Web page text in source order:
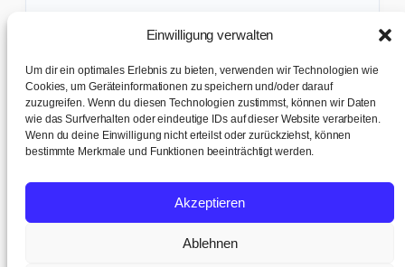
Einwilligung verwalten
Um dir ein optimales Erlebnis zu bieten, verwenden wir Technologien wie
Cookies, um Geräteinformationen zu speichern und/oder darauf
zuzugreifen. Wenn du diesen Technologien zustimmst, können wir Daten
wie das Surfverhalten oder eindeutige IDs auf dieser Website verarbeiten.
Wenn du deine Einwilligung nicht erteilst oder zurückziehst, können
bestimmte Merkmale und Funktionen beeinträchtigt werden.
Akzeptieren
Ablehnen
Sichere dir exklusive Angebote und praktische
Baustellen-Tipps direkt in dein Postfach.
✉ Zur Anmeldung
Versand & Abholung |Cookie-Richtlinie